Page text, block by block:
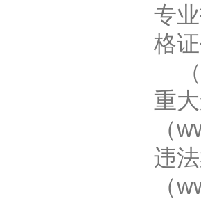
专
格
重
（
违
（